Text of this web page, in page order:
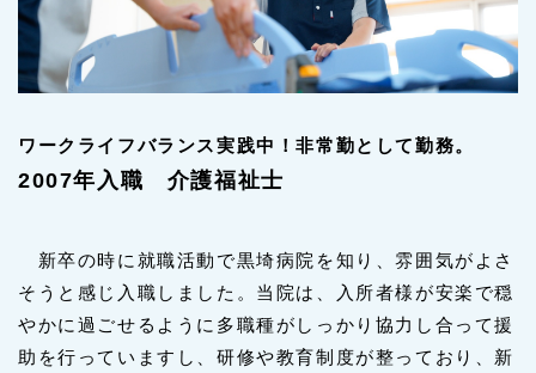
ワークライフバランス実践中！非常勤として勤務。
2007年入職 介護福祉士
新卒の時に就職活動で黒埼病院を知り、雰囲気がよさ
そうと感じ入職しました。当院は、入所者様が安楽で穏
やかに過ごせるように多職種がしっかり協力し合って援
助を行っていますし、研修や教育制度が整っており、新